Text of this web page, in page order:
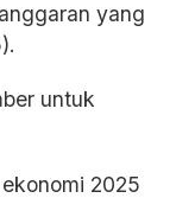
yang
untuk
2025